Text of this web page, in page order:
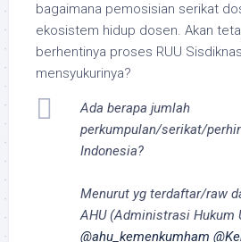
bagaimana pemosisian serikat
ekosistem hidup dosen. Akan
berhentinya proses RUU
mensyukurinya?
Ada berapa jumlah
perkumpulan/serikat/
Indonesia?
Menurut yg terdaftar/raw
AHU (Administrasi Hukum
@ahu_kemenkumham